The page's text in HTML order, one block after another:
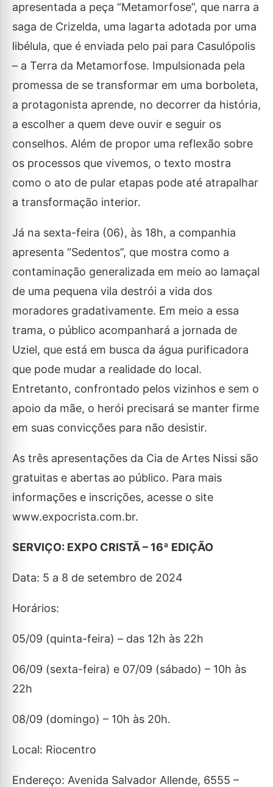
apresentada a peça “Metamorfose”, que narra a
saga de Crizelda, uma lagarta adotada por uma
libélula, que é enviada pelo pai para Casulópolis
– a Terra da Metamorfose. Impulsionada pela
promessa de se transformar em uma borboleta,
a protagonista aprende, no decorrer da história,
a escolher a quem deve ouvir e seguir os
conselhos. Além de propor uma reflexão sobre
os processos que vivemos, o texto mostra
como o ato de pular etapas pode até atrapalhar
a transformação interior.
Já na sexta-feira (06), às 18h, a companhia
apresenta “Sedentos”, que mostra como a
contaminação generalizada em meio ao lamaçal
de uma pequena vila destrói a vida dos
moradores gradativamente. Em meio a essa
trama, o público acompanhará a jornada de
Uziel, que está em busca da água purificadora
que pode mudar a realidade do local.
Entretanto, confrontado pelos vizinhos e sem o
apoio da mãe, o herói precisará se manter firme
em suas convicções para não desistir.
As três apresentações da Cia de Artes Nissi são
gratuitas e abertas ao público. Para mais
informações e inscrições, acesse o site
www.expocrista.com.br.
SERVIÇO: EXPO CRISTÃ – 16ª EDIÇÃO
Data: 5 a 8 de setembro de 2024
Horários:
05/09 (quinta-feira) – das 12h às 22h
06/09 (sexta-feira) e 07/09 (sábado) – 10h às
22h
08/09 (domingo) – 10h às 20h.
Local: Riocentro
Endereço: Avenida Salvador Allende, 6555 –